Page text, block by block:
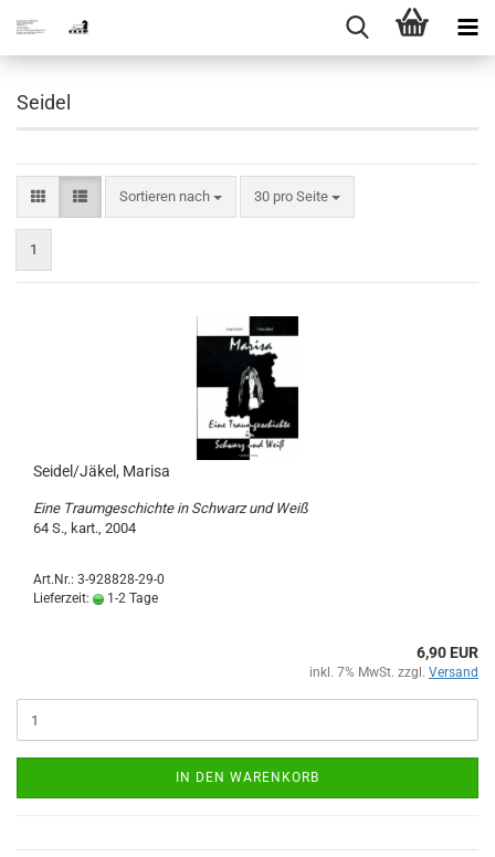
Seidel
Sortieren nach
Sortieren nach 30 pro Seite
pro Seite
1
Seidel/Jäkel, Marisa
Eine Traumgeschichte in Schwarz und Weiß
64 S., kart., 2004
Art.Nr.: 3-928828-29-0
Lieferzeit:
1-2 Tage
6,90 EUR
inkl. 7% MwSt. zzgl. Versand
IN DEN WARENKORB